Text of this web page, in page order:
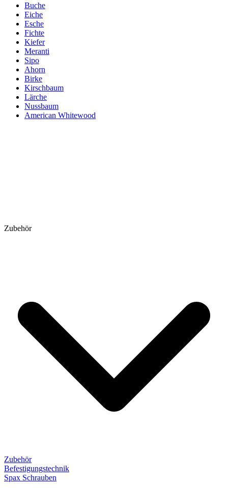
Buche
Eiche
Esche
Fichte
Kiefer
Meranti
Sipo
Ahorn
Birke
Kirschbaum
Lärche
Nussbaum
American Whitewood
Zubehör
Zubehör
Befestigungstechnik
Spax Schrauben